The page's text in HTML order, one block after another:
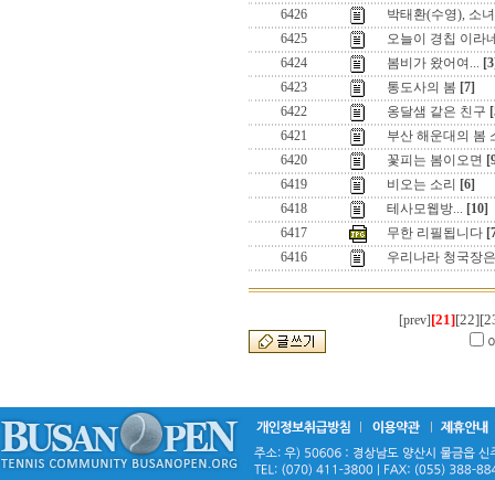
6426
박태환(수영), 소
6425
오늘이 경칩 이라
6424
봄비가 왔어여...
6423
통도사의 봄 [7]
6422
옹달샘 같은 친구
6421
부산 해운대의 봄
6420
꽃피는 봄이오면
6419
비오는 소리
[6]
6418
테사모웹방... [10]
6417
무한 리필됩니다
6416
우리나라 청국장
[prev] [21][22]